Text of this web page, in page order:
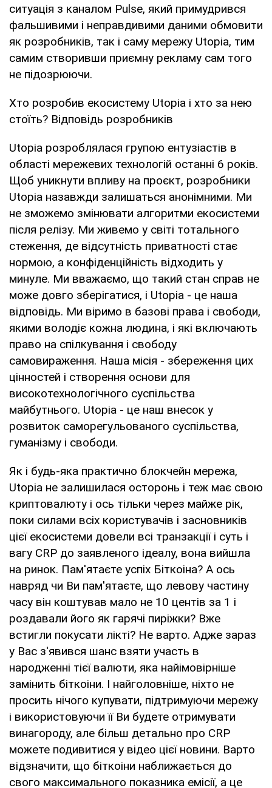
ситуація з каналом Pulse, який примудрився
фальшивими і неправдивими даними обмовити
як розробників, так і саму мережу Utopia, тим
самим створивши приємну рекламу сам того
не підозрюючи.
Хто розробив екосистему Utopia і хто за нею
стоїть? Відповідь розробників
Utopia розроблялася групою ентузіастів в
області мережевих технологій останні 6 років.
Щоб уникнути впливу на проєкт, розробники
Utopia назавжди залишаться анонімними. Ми
не зможемо змінювати алгоритми екосистеми
після релізу. Ми живемо у світі тотального
стеження, де відсутність приватності стає
нормою, а конфіденційність відходить у
минуле. Ми вважаємо, що такий стан справ не
може довго зберігатися, і Utopia - це наша
відповідь. Ми віримо в базові права і свободи,
якими володіє кожна людина, і які включають
право на спілкування і свободу
самовираження. Наша місія - збереження цих
цінностей і створення основи для
високотехнологічного суспільства
майбутнього. Utopia - це наш внесок у
розвиток саморегульованого суспільства,
гуманізму і свободи.
Як і будь-яка практично блокчейн мережа,
Utopia не залишилася осторонь і теж має свою
криптовалюту і ось тільки через майже рік,
поки силами всіх користувачів і засновників
цієї екосистеми довели всі транзакції і суть і
вагу CRP до заявленого ідеалу, вона вийшла
на ринок. Пам'ятаєте успіх Біткоіна? А ось
навряд чи Ви пам'ятаєте, що левову частину
часу він коштував мало не 10 центів за 1 і
роздавали його як гарячі пиріжки? Вже
встигли покусати лікті? Не варто. Адже зараз
у Вас з'явився шанс взяти участь в
народженні тієї валюти, яка найімовірніше
замінить біткоіни. І найголовніше, ніхто не
просить нічого купувати, підтримуючи мережу
і використовуючи її Ви будете отримувати
винагороду, але більш детально про CRP
можете подивитися у відео цієї новини. Варто
відзначити, що біткоіни наближається до
свого максимального показника емісії, а це